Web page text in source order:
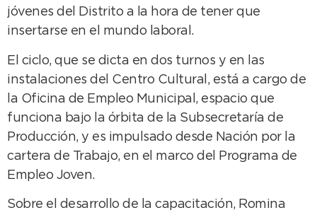
jóvenes del Distrito a la hora de tener que
insertarse en el mundo laboral.
El ciclo, que se dicta en dos turnos y en las
instalaciones del Centro Cultural, está a cargo de
la Oficina de Empleo Municipal, espacio que
funciona bajo la órbita de la Subsecretaría de
Producción, y es impulsado desde Nación por la
cartera de Trabajo, en el marco del Programa de
Empleo Joven.
Sobre el desarrollo de la capacitación, Romina